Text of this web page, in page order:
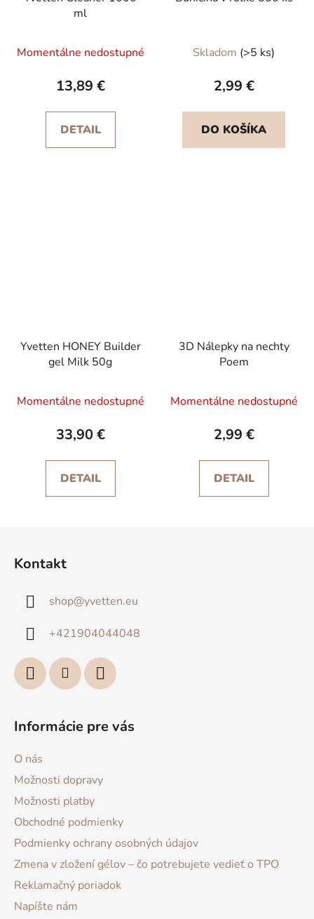
ml
Momentálne nedostupné
13,89 €
DETAIL
Skladom (>5 ks)
2,99 €
DO KOŠÍKA
Yvetten HONEY Builder
gel Milk 50g
hodnotenie
produktu
5,0
z
Momentálne nedostupné
33,90 €
DETAIL
3D Nálepky na nechty
Poem
Momentálne nedostupné
2,99 €
DETAIL
Kontakt
shop@yvetten.eu
+421904044048
Informácie pre vás
O nás
Možnosti dopravy
Možnosti platby
Obchodné podmienky
Podmienky ochrany osobných údajov
Zmena v zložení gélov – čo potrebujete vedieť o TPO
Reklamačný poriadok
Napíšte nám